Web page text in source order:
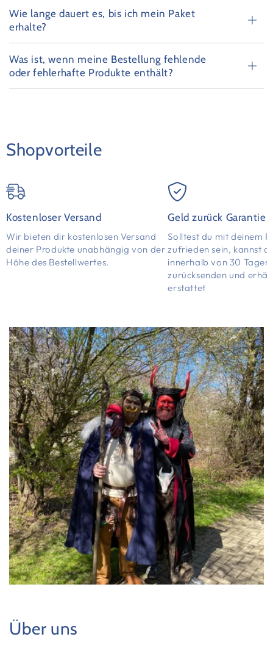
Wie lange dauert es, bis ich mein Paket
erhalte?
Was ist, wenn meine Bestellung fehlende
oder fehlerhafte Produkte enthält?
Shopvorteile
Kostenloser Versand
Wir bieten dir kostenlosen Versand
deiner Produkte unabhängig von der
Höhe des Bestellwertes.
Geld zurück Garantie
Solltest du mit deinem
zufrieden sein, kannst
innerhalb von 30 Tagen
zurücksenden und
erstattet
Über uns